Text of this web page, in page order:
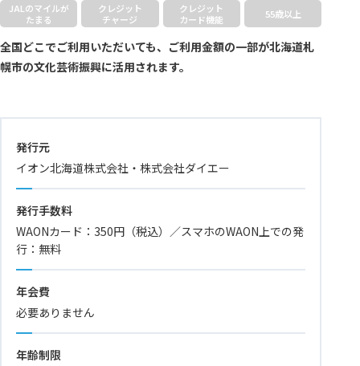
JALのマイルが
たまる
クレジット
チャージ
クレジット
カード機能
55歳以上
全国どこでご利用いただいても、ご利用金額の一部が北海道札
幌市の文化芸術振興に活用されます。
発行元
イオン北海道株式会社・株式会社ダイエー
発行手数料
WAONカード：350円（税込）／スマホのWAON上での発
行：無料
年会費
必要ありません
年齢制限